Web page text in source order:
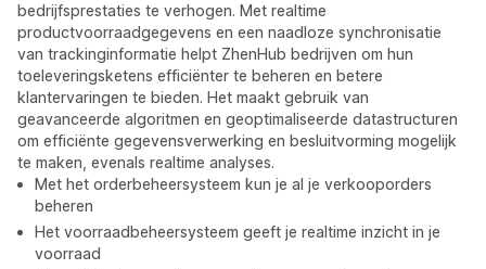
bedrijfsprestaties te verhogen. Met realtime
productvoorraadgegevens en een naadloze synchronisatie
van trackinginformatie helpt ZhenHub bedrijven om hun
toeleveringsketens efficiënter te beheren en betere
klantervaringen te bieden. Het maakt gebruik van
geavanceerde algoritmen en geoptimaliseerde datastructuren
om efficiënte gegevensverwerking en besluitvorming mogelijk
te maken, evenals realtime analyses.
Met het orderbeheersysteem kun je al je verkooporders
beheren
Het voorraadbeheersysteem geeft je realtime inzicht in je
voorraad